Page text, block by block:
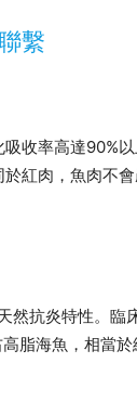
繫
收率高達90%
紅肉，魚肉不
抗炎特性。臨
海魚，相當於